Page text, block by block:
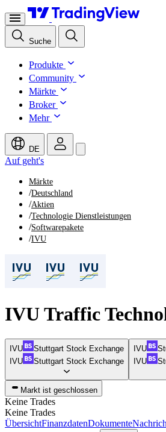
Suche
Produkte
Community
Märkte
Broker
Mehr
DE
Auf geht's
Märkte
/Deutschland
/Aktien
/Technologie Dienstleistungen
/Softwarepakete
/IVU
IVU Traffic
IVU
Stuttgart Stock Exchange
IVU
Stuttgart Stock Exchange
IVU
IVU
Markt ist geschlossen
Keine Trades
Keine Trades
ÜbersichtFinanzdatenDokumente